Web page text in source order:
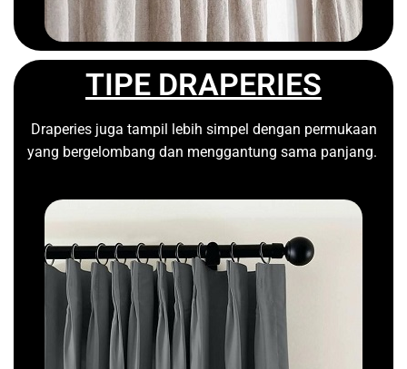
TIPE DRAPERIES
Draperies juga tampil lebih simpel dengan permukaan
yang bergelombang dan menggantung sama panjang.